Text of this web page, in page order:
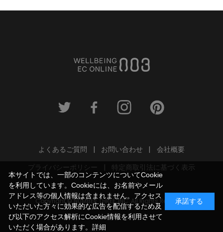
よくあるご質問 お問い合わせ
会社概要
プライバシーポリシー
特定商取引法に基づく表示
Copyright © NUMBER THREE, INC. All Rights Reserved.
本サイトでは、一部のコンテンツについてCookie
を利用しています。Cookieには、お名前やメール
アドレス等の個人情報は含まれません。アクセス
いただいた方々に効果的な広告を配信するため及
び以下のアクセス解析にCookie情報を利用させて
いただく場合があります。 詳細
承諾する